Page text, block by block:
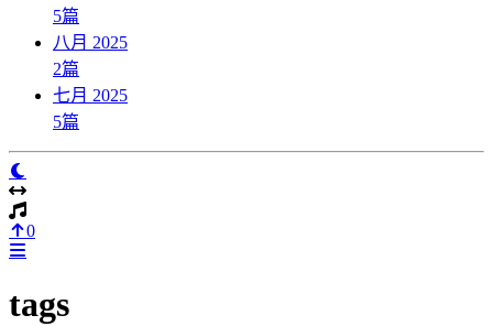
5篇
八月 2025
2篇
七月 2025
5篇
0
tags